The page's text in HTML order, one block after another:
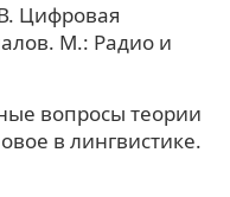
Цифровая
М.: Радио и
вопросы теории
в лингвистике.